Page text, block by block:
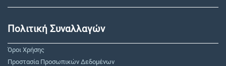
Πολιτική Συναλλαγών
Όροι Χρήσης
Προστασία Προσωπικών Δεδομένων